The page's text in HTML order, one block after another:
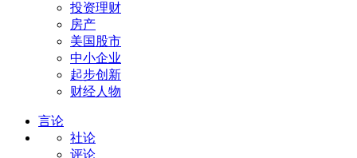
投资理财
房产
美国股市
中小企业
起步创新
财经人物
言论
社论
评论